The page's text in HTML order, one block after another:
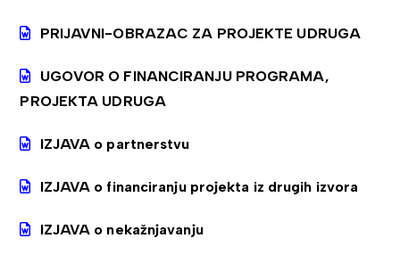
PRIJAVNI-OBRAZAC ZA PROJEKTE UDRUGA
UGOVOR O FINANCIRANJU PROGRAMA,
PROJEKTA UDRUGA
IZJAVA o partnerstvu
IZJAVA o financiranju projekta iz drugih izvora
IZJAVA o nekažnjavanju